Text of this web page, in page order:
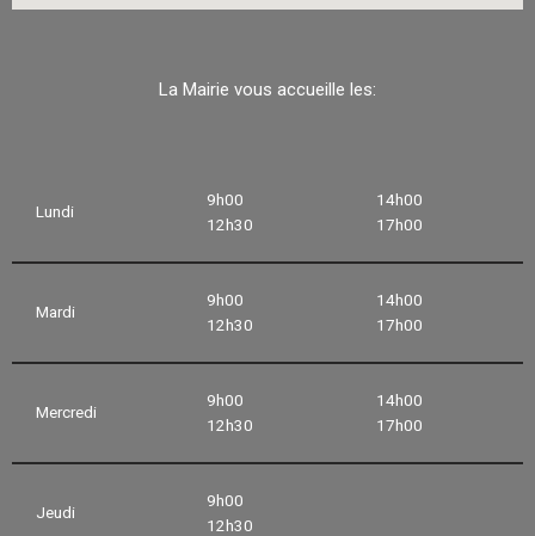
La Mairie vous accueille les:
Lundi
9h00
12h30
14h00
17h00
Mardi
9h00
12h30
14h00
17h00
Mercredi
9h00
12h30
14h00
17h00
Jeudi
9h00
12h30